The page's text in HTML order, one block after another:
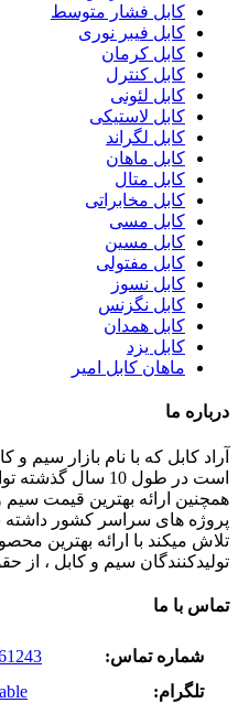
کابل فشار متوسط
کابل فیبر نوری
کابل کرمان
کابل کنترل
کابل لئونی
کابل لاستیکی
کابل لگراند
کابل ماهان
کابل متال
کابل مخابراتی
کابل مسی
کابل مسین
کابل مفتولی
کابل نسوز
کابل نگزنس
کابل همدان
کابل یزد
ماهان کابل امیر
درباره ما
آراد کابل که با نام بازار سیم و
است در طول 10
همچنین ارائه بهترین قیمت
پروژه های سراسر کشور داشته
تلاش میکند با ارائه بهترین
تولیدکنندگان سیم و کابل ،
تماس با ما
شماره تماس:
تلگرام: